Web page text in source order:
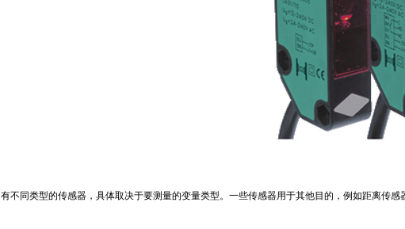
有不同类型的传感器，具体取决于要测量的变量类型。一些传感器用于其他目的，例如距离传感